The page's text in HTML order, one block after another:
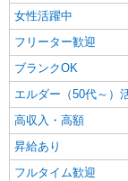
派遣社員
株式会社kotrio /●UT-
女性活躍中
フリーター歓迎
ブランクOK
エルダー（50代～）
高収入・高額
昇給あり
フルタイム歓迎